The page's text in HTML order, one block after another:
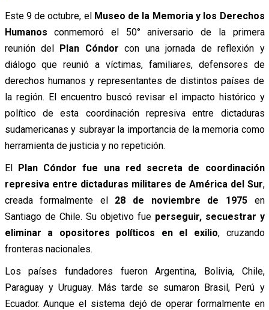
Este 9 de octubre, el Museo de la Memoria y los Derechos
Humanos conmemoró el 50° aniversario de la primera
reunión del Plan Cóndor con una jornada de reflexión y
diálogo que reunió a víctimas, familiares, defensores de
derechos humanos y representantes de distintos países de
la región. El encuentro buscó revisar el impacto histórico y
político de esta coordinación represiva entre dictaduras
sudamericanas y subrayar la importancia de la memoria como
herramienta de justicia y no repetición.
El Plan Cóndor fue una red secreta de coordinación
represiva entre dictaduras militares de América del Sur,
creada formalmente el 28 de noviembre de 1975en
Santiago de Chile. Su objetivo fue perseguir, secuestrar y
eliminar a opositores políticos en el exilio, cruzando
fronteras nacionales.
Los países fundadores fueron Argentina, Bolivia, Chile,
Paraguay y Uruguay. Más tarde se sumaron Brasil, Perú y
Ecuador. Aunque el sistema dejó de operar formalmente en